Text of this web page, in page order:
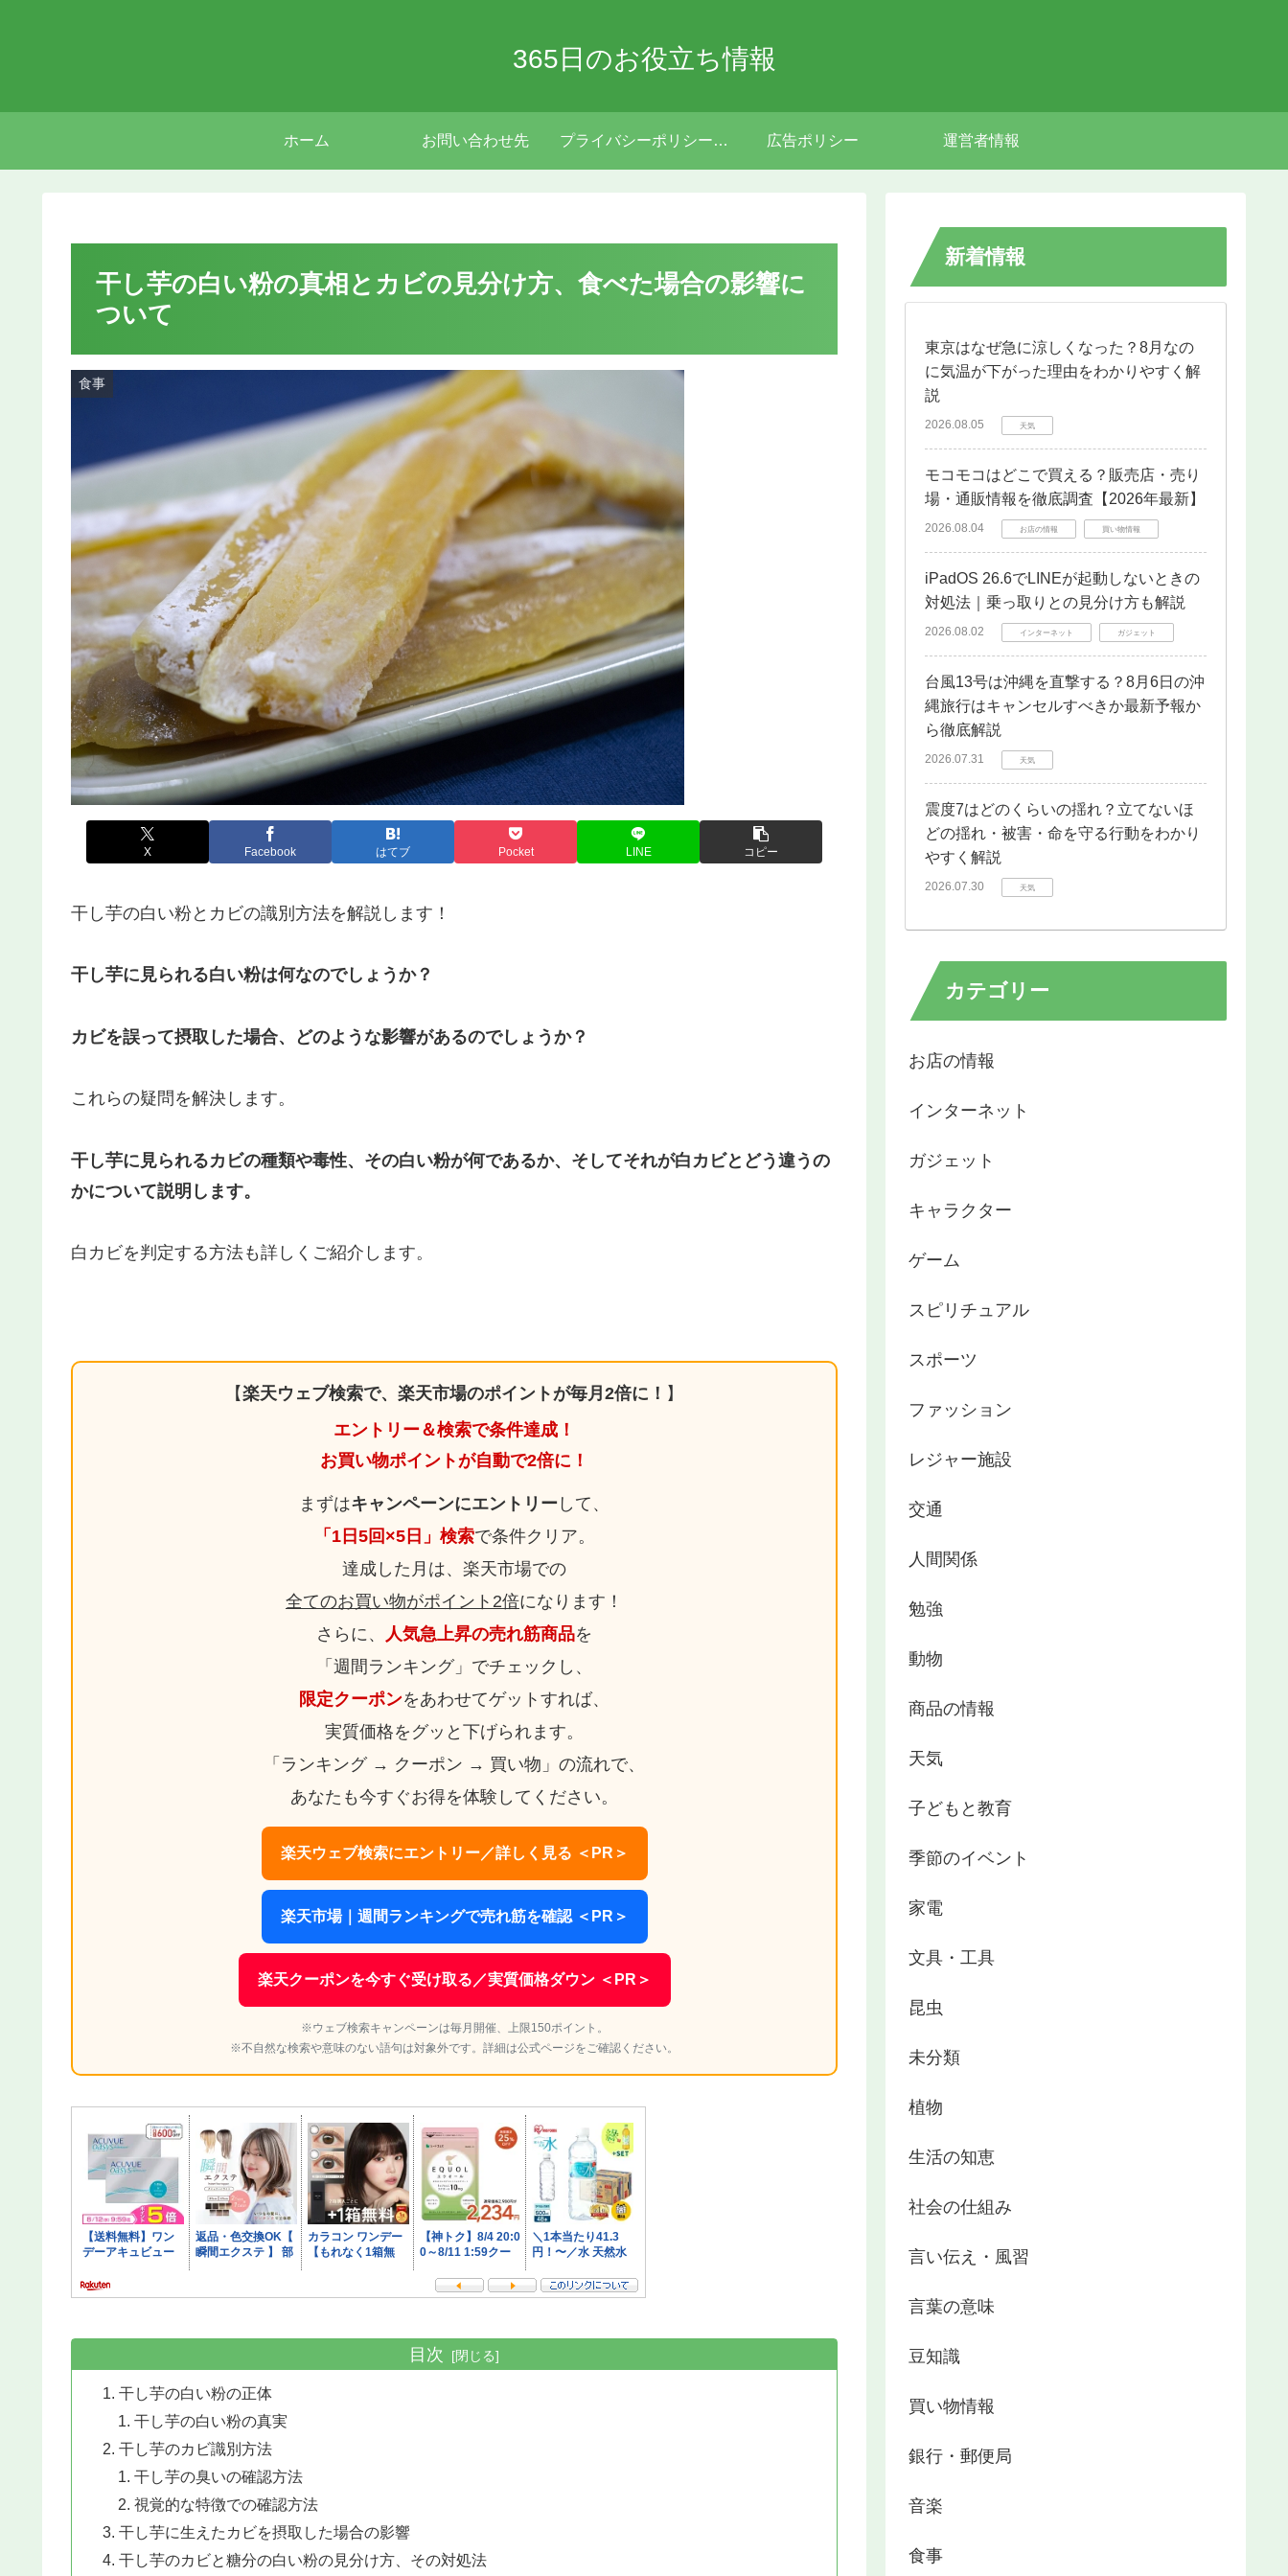
365日のお役立ち情報
ホーム お問い合わせ先 プライバシーポリシー・免責事項 広告ポリシー 運営者情報
干し芋の白い粉の真相とカビの見分け方、食べた場合の影響に
ついて
食事
X Facebook はてブ Pocket LINE コピー
干し芋の白い粉とカビの識別方法を解説します！
干し芋に見られる白い粉は何なのでしょうか？
カビを誤って摂取した場合、どのような影響があるのでしょうか？
これらの疑問を解決します。
干し芋に見られるカビの種類や毒性、その白い粉が何であるか、そしてそれが白カビとどう違うの
かについて説明します。
白カビを判定する方法も詳しくご紹介します。
【楽天ウェブ検索で、楽天市場のポイントが毎月2倍に！ 】
エントリー＆検索で条件達成！
お買い物ポイントが自動で2倍に！
まずはキャンペーンにエントリー して、
「1日5回×5日」検索で条件クリア。
達成した月は、楽天市場での
全てのお買い物がポイント2倍になります！
さらに、
人気急上昇の売れ筋商品を
「週間ランキング」でチェックし、
限定クーポンをあわせてゲットすれば、
実質価格をグッと下げられます。
「ランキング → クーポン → 買い物」の流れで、
あなたも今すぐお得を体験してください。
楽天ウェブ検索にエントリー／詳しく見る ＜PR＞
楽天市場｜週間ランキングで売れ筋を確認 ＜PR＞
楽天クーポンを今すぐ受け取る／実質価格ダウン ＜PR＞
※ウェブ検索キャンペーンは毎月開催、上限150ポイント。
※不自然な検索や意味のない語句は対象外です。詳細は公式ページをご確認ください。
目次
干し芋の白い粉の正体
干し芋の白い粉の真実
干し芋のカビ識別方法
干し芋の臭いの確認方法
視覚的な特徴での確認方法
干し芋に生えたカビを摂取した場合の影響
干し芋のカビと糖分の白い粉の見分け方、その対処法
新着情報
東京はなぜ急に涼しくなった？8月なの
に気温が下がった理由をわかりやすく解
説
2026.08.05 天気
モコモコはどこで買える？販売店・売り
場・通販情報を徹底調査【2026年最新】
2026.08.04 お店の情報 買い物情報
iPadOS 26.6でLINEが起動しないときの
対処法｜乗っ取りとの見分け方も解説
2026.08.02 インターネット ガジェット
台風13号は沖縄を直撃する？8月6日の沖
縄旅行はキャンセルすべきか最新予報か
ら徹底解説
2026.07.31 天気
震度7はどのくらいの揺れ？立てないほ
どの揺れ・被害・命を守る行動をわかり
やすく解説
2026.07.30 天気
カテゴリー
お店の情報
インターネット
ガジェット
キャラクター
ゲーム
スピリチュアル
スポーツ
ファッション
レジャー施設
交通
人間関係
勉強
動物
商品の情報
天気
子どもと教育
季節のイベント
家電
文具・工具
昆虫
未分類
植物
生活の知恵
社会の仕組み
言い伝え・風習
言葉の意味
豆知識
買い物情報
銀行・郵便局
音楽
食事